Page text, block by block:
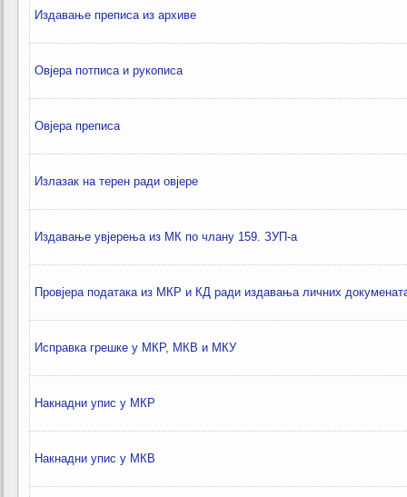
Издавање преписа из архиве
Овјера потписа и рукописа
Овјера преписа
Излазак на терен ради овјере
Издавање увјерења из МК по члану 159. ЗУП-а
Провјера података из МКР и КД ради издавања личних
Исправка грешке у МКР, МКВ и МКУ
Накнадни упис у МКР
Накнадни упис у МКВ